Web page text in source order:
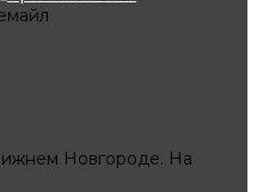
Новгороде. На